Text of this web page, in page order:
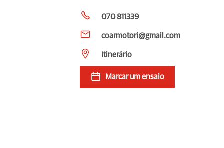
070 811339
coarmotori@gmail.com
Itinerário
Marcar um ensaio